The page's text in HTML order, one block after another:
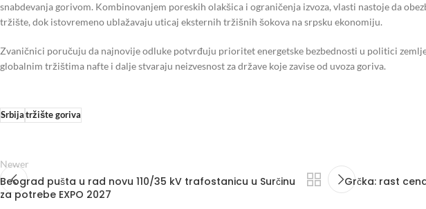
snabdevanja gorivom. Kombinovanjem poreskih olakšica i ograničenja izvoza, vlasti nastoje da
tržište, dok istovremeno ublažavaju uticaj eksternih tržišnih šokova na srpsku ekonomiju.
Zvaničnici poručuju da najnovije odluke potvrđuju prioritet energetske bezbednosti u politici
globalnim tržištima nafte i dalje stvaraju neizvesnost za države koje zavise od uvoza goriva.
Srbija tržište goriva
Newer
Beograd pušta u rad novu 110/35 kV trafostanicu u Surčinu
za potrebe EXPO 2027
Grčka: rast